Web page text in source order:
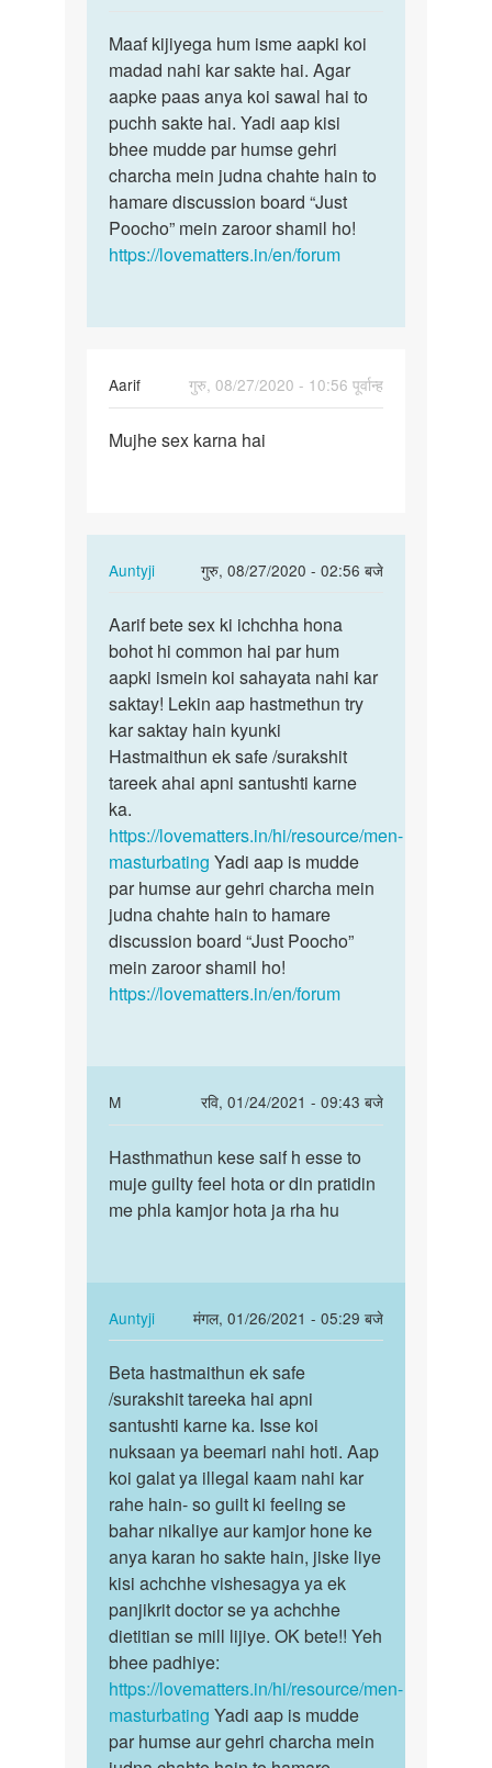
to
Sex
chat
mRNA
hai
woman
se
by
Sanjay
Maaf
kijiyega
hum
isme
aapki…
Maaf kijiyega hum isme aapki koi
madad nahi kar sakte hai. Agar
aapke paas anya koi sawal hai to
puchh sakte hai. Yadi aap kisi
bhee mudde par humse gehri
charcha mein judna chahte hain to
hamare discussion board “Just
Poocho” mein zaroor shamil ho!
https://lovematters.in/en/forum
Aarif
गुरु, 08/27/2020 - 10:56 पूर्वान्ह
Mujhe
Mujhe sex karna hai
Auntyji
गुरु, 08/27/2020 - 02:56 बजे
In
to
Mujhe
sex
karna
hai
by
Aarif
Aarif
bete
sex
ki
ichchha…
Aarif bete sex ki ichchha hona
bohot hi common hai par hum
aapki ismein koi sahayata nahi kar
saktay! Lekin aap hastmethun try
kar saktay hain kyunki
Hastmaithun ek safe /surakshit
tareek ahai apni santushti karne
ka.
https://lovematters.in/hi/resource/men-
masturbating Yadi aap is mudde
par humse aur gehri charcha mein
judna chahte hain to hamare
discussion board “Just Poocho”
mein zaroor shamil ho!
https://lovematters.in/en/forum
M
रवि, 01/24/2021 - 09:43 बजे
In
reply
to
Aarif
bete
ichchha…
by
Auntyji
Hasthmathun
kese
saif
Hasthmathun kese saif h esse to
muje guilty feel hota or din pratidin
me phla kamjor hota ja rha hu
Auntyji
मंगल, 01/26/2021 - 05:29 बजे
In
reply
to
Hasthmathun
kese
saif
h
esse…
by
M
Beta
hastmaithun
ek
safe
…
Beta hastmaithun ek safe
/surakshit tareeka hai apni
santushti karne ka. Isse koi
nuksaan ya beemari nahi hoti. Aap
koi galat ya illegal kaam nahi kar
rahe hain- so guilt ki feeling se
bahar nikaliye aur kamjor hone ke
anya karan ho sakte hain, jiske liye
kisi achchhe vishesagya ya ek
panjikrit doctor se ya achchhe
dietitian se mill lijiye. OK bete!! Yeh
bhee padhiye:
https://lovematters.in/hi/resource/men-
masturbating Yadi aap is mudde
par humse aur gehri charcha mein